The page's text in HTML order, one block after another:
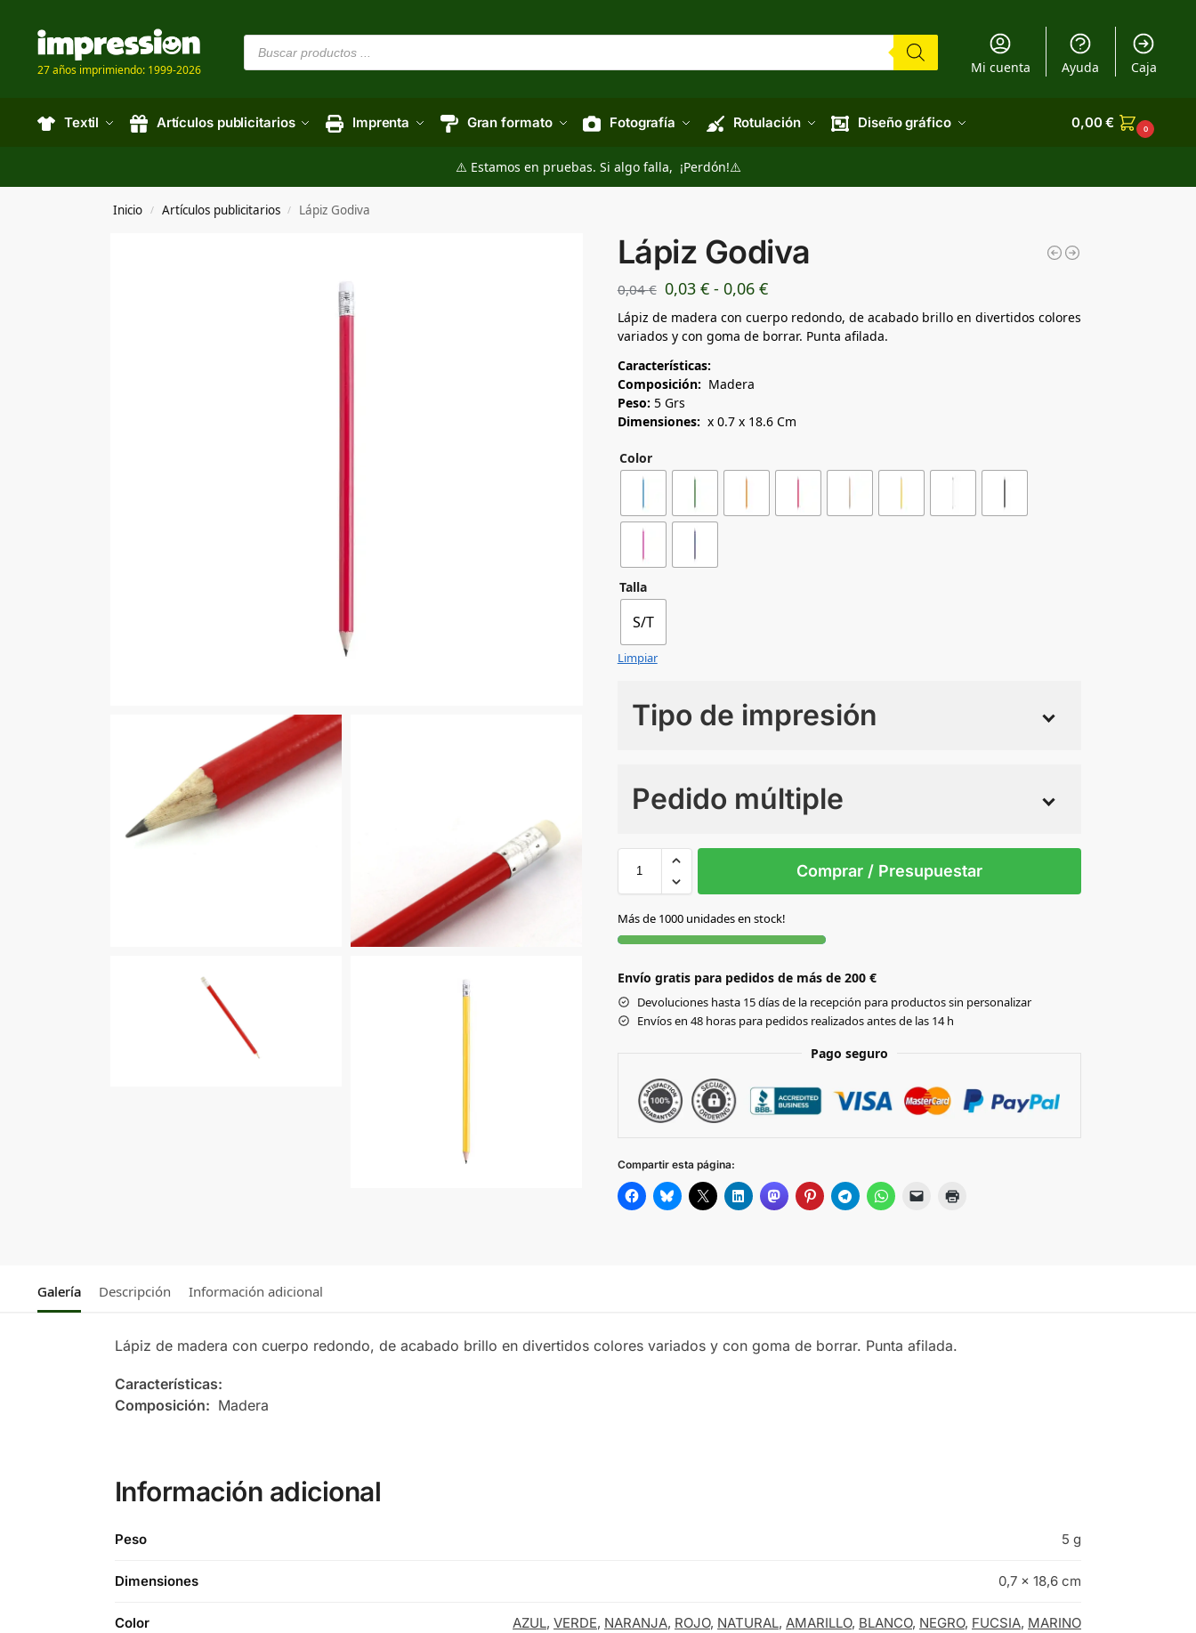
27 años imprimiendo: 1999-2026 Mi cuenta Ayuda Caja
Textil Artículos publicitarios Imprenta Gran formato Fotografía Rotulación Diseño gráfico 0,00€ 0
⚠️ Estamos en pruebas. Si algo falla, ¡Perdón!⚠️
Inicio / Artículos publicitarios / Lápiz Godiva
Lápiz Godiva
0,04€ 0,03 € - 0,06 €
Lápiz de madera con cuerpo redondo, de acabado brillo en divertidos colores
variados y con goma de borrar. Punta afilada.
Características:
Composición: Madera
Peso: 5 Grs
Dimensiones: x 0.7 x 18.6 Cm
Color
Talla
S/T
Limpiar
Tipo de impresión
Pedido múltiple
AMARILLO
AZUL
BLANCO
MARINO
NATURAL
VERDE
Comprar / Presupuestar
Más de 1000 unidades en stock!
Envío gratis para pedidos de más de 200 €
Devoluciones hasta 15 días de la recepción para productos sin personalizar
Envíos en 48 horas para pedidos realizados antes de las 14 h
Pago seguro
Compartir esta página:
Galería Descripción Información adicional
Lápiz de madera con cuerpo redondo, de acabado brillo en divertidos colores variados y con goma de borrar. Punta afilada.
Características:
Composición: Madera
Información adicional
Peso 5 g
Dimensiones 0,7 × 18,6 cm
Color AZUL, VERDE, NARANJA, ROJO, NATURAL, AMARILLO, BLANCO, NEGRO, FUCSIA, MARINO